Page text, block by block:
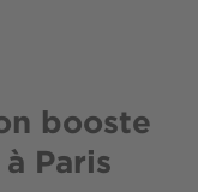
booste
Paris